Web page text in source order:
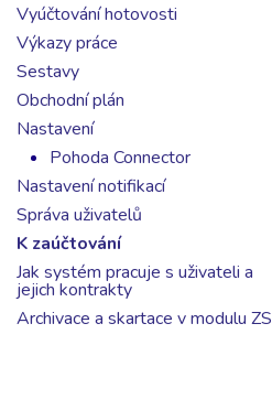
Vyúčtování hotovosti
Výkazy práce
Sestavy
Obchodní plán
Nastavení
Pohoda Connector
Nastavení notifikací
Správa uživatelů
K zaúčtování
Jak systém pracuje s uživateli a
jejich kontrakty
Archivace a skartace v modulu ZS